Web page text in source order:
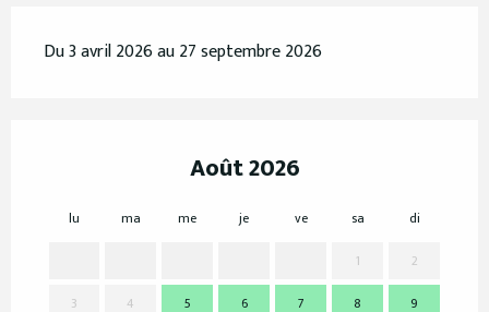
Du 3 avril 2026 au 27 septembre 2026
Août 2026
lu ma me je ve sa
di
1
2
3
4 5 6 7 8
9